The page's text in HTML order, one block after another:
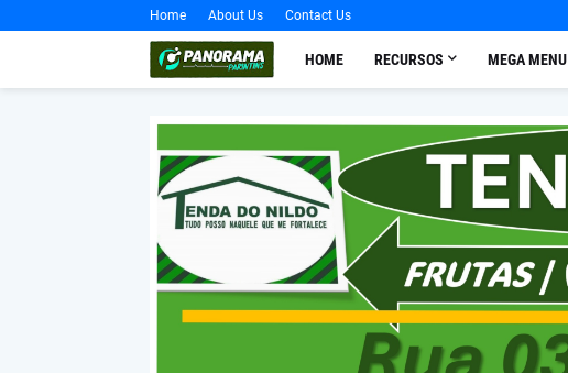
Home About Us Contact Us
HOME RECURSOS MEGA MENU